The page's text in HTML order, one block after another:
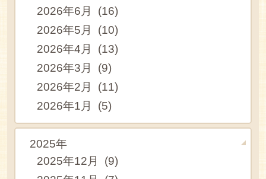
2026年6月 (16)
2026年5月 (10)
2026年4月 (13)
2026年3月 (9)
2026年2月 (11)
2026年1月 (5)
2025年
2025年12月 (9)